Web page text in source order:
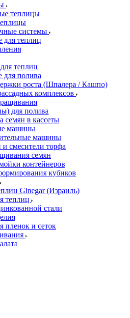
теплицы
системы
для теплиц
теплиц
для полива
роста (Шпалера / Кашпо)
комплексов
для полива
семян в кассеты
машины
машины
и смесители торфа
семян
контейнеров
кубиков
Ginegar (Израиль)
теплиц
стали
пленок и сеток